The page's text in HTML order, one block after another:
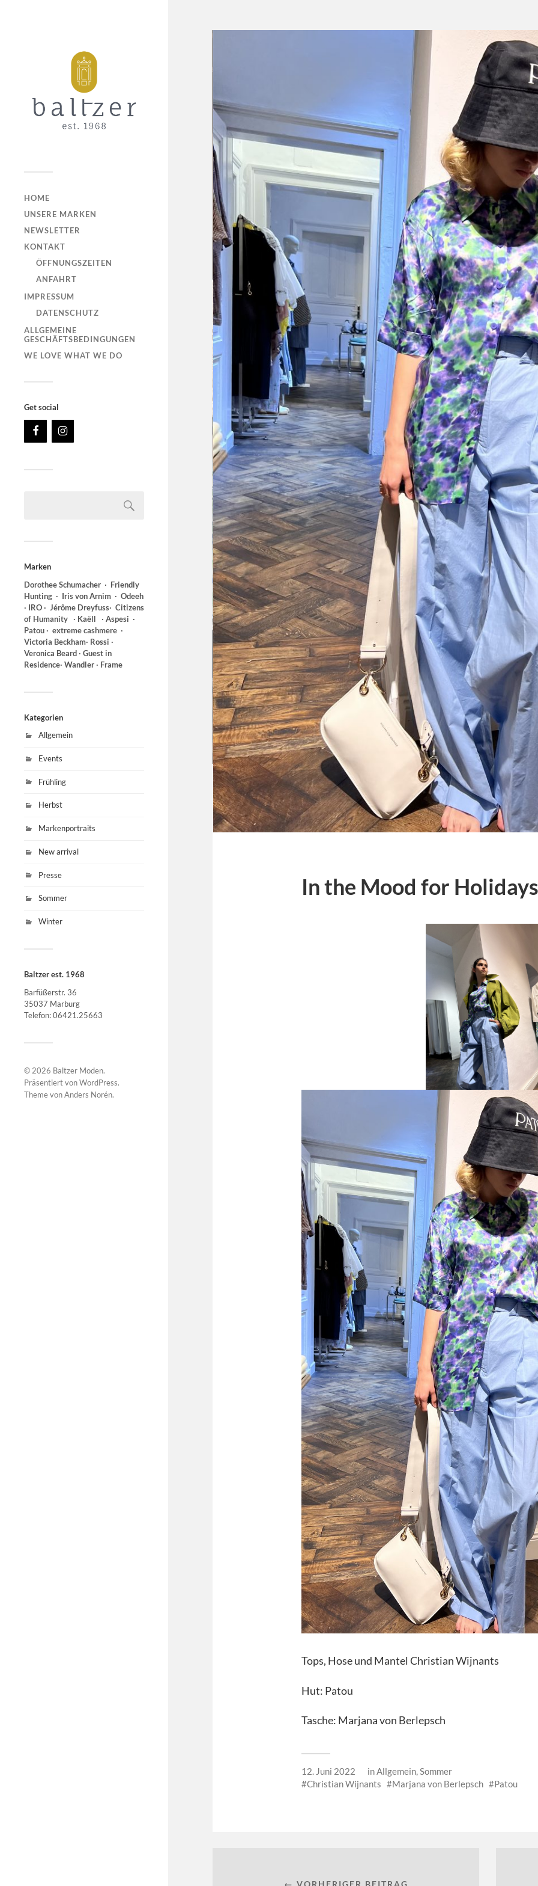
HOME
UNSERE MARKEN
NEWSLETTER
KONTAKT
ÖFFNUNGSZEITEN
ANFAHRT
IMPRESSUM
DATENSCHUTZ
ALLGEMEINE
GESCHÄFTSBEDINGUNGEN
WE LOVE WHAT WE DO
Get social
Marken
Dorothee Schumacher ∙ Friendly
Hunting ∙ Iris von Arnim ∙ Odeeh
∙ IRO ∙ Jérôme Dreyfuss∙ Citizens
of Humanity ∙ Kaëll ∙ Aspesi ∙
Patou ∙ extreme cashmere ∙
Victoria Beckham∙ Rossi ∙
Veronica Beard ∙ Guest in
Residence∙ Wandler ∙ Frame
Kategorien
Allgemein
Events
Frühling
Herbst
Markenportraits
New arrival
Presse
Sommer
Winter
Baltzer est. 1968
Barfüßerstr. 36
35037 Marburg
Telefon: 06421.25663
© 2026 Baltzer Moden.
Präsentiert vonWordPress.
Theme vonAnders Norén.
In the Mood for Holidays
Tops, Hose und Mantel Christian Wijnants
Hut: Patou
Tasche: Marjana von Berlepsch
12. Juni 2022 inAllgemein,Sommer
Christian Wijnants
Marjana von Berlepsch Patou